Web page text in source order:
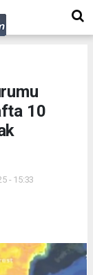
10
- 15:33